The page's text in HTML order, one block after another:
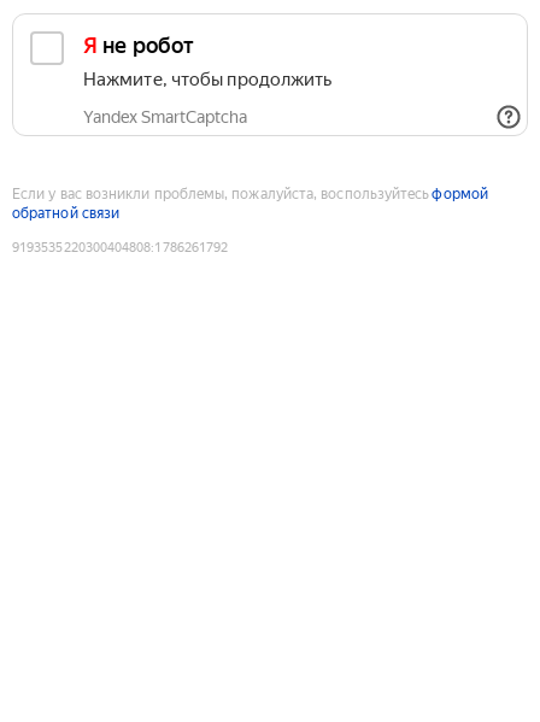
Я не робот
Нажмите, чтобы продолжить
Yandex SmartCaptcha
Если у вас возникли проблемы, пожалуйста, воспользуйтесьформой
обратной связи
9193535220300404808:1786261792